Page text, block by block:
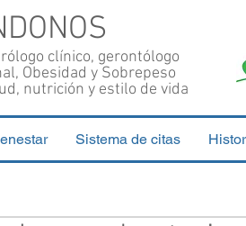
clínico, gerontólogo
Obesidad y Sobrepeso
nutrición y estilo de vida
Sistema de citas